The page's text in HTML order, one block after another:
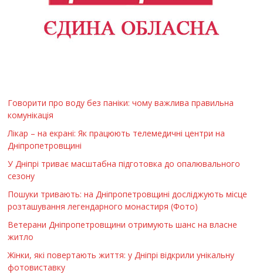
Говорити про воду без паніки: чому важлива правильна
комунікація
Лікар – на екрані: Як працюють телемедичні центри на
Дніпропетровщині
У Дніпрі триває масштабна підготовка до опалювального
сезону
Пошуки тривають: на Дніпропетровщині досліджують місце
розташування легендарного монастиря (Фото)
Ветерани Дніпропетровщини отримують шанс на власне
житло
Жінки, які повертають життя: у Дніпрі відкрили унікальну
фотовиставку